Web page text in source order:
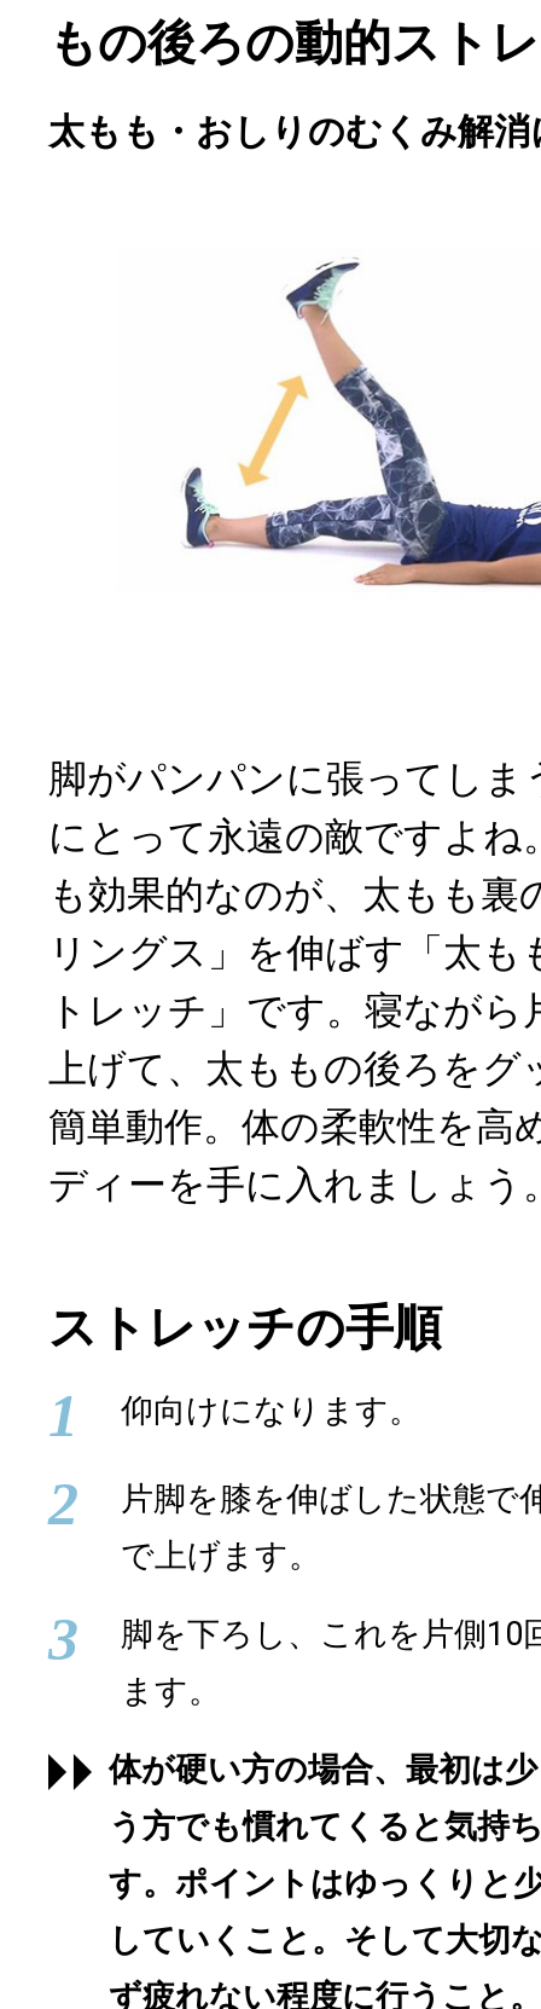
もの後ろの動的スト
太もも・おしりのむくみ解
脚がパンパンに張ってしま
にとって永遠の敵ですよね
も効果的なのが、太もも裏
リングス」を伸ばす「太も
トレッチ」です。寝なが
上げて、太ももの後ろをグ
簡単動作。体の柔軟性を高
ディーを手に入れましょう
ストレッチの手順
1 仰向けになります。
2
片脚を膝を伸ばした状態で
で上げます。
3
脚を下ろし、これを片側10
ます。
体が硬い方の場合、最初は
う方でも慣れてくると気持
す。ポイントはゆっくりと
していくこと。そして大切
ず疲れない程度に行うこと